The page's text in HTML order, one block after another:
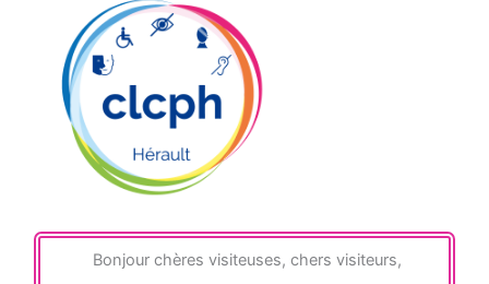
Bonjour chères visiteuses, chers visiteurs,